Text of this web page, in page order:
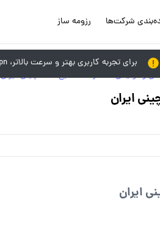
شرکت‌ها رزومه ساز
و تولیدی / شرکت صنایع خاک چینی ایران
ایران
ایران
برای تجربه کاربری بهتر و سرعت بالاتر، vpn خود را خاموش کنید.